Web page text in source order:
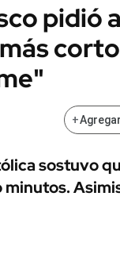
Sustentabilidad
Seguros
POLÍTICA
URUGUAY
pidió
+
sostuvo